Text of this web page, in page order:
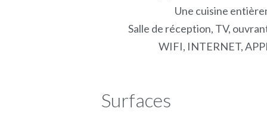
Une cuisine
Salle de réception, TV,
WIFI, INTERNET,
Surfaces